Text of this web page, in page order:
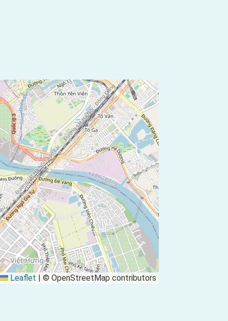
Leaflet | © OpenStreetMap contributors